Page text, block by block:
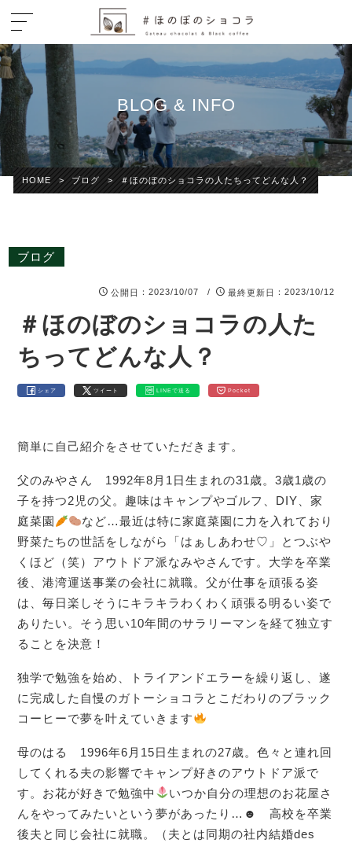
BLOG & INFO
HOME > ブログ > ＃ほのぼのショコラの人たちってどんな人？
ブログ
公開日 ：2023/10/07 / 最終更新日 ：2023/10/12
＃ほのぼのショコラの人た
ちってどんな人？
シェア ツイート LINEで送る Pocket
簡単に自己紹介をさせていただきます。
父のみやさん 1992年8月1日生まれの31歳。3歳1歳の
子を持つ2児の父。趣味はキャンプやゴルフ、DIY、家
庭菜園
など…最近は特に家庭菜園に力を入れており
野菜たちの世話をしながら「はぁしあわせ♡」とつぶや
くほど（笑）アウトドア派なみやさんです。大学を卒業
後、港湾運送事業の会社に就職。父が仕事を頑張る姿
は、毎日楽しそうにキラキラわくわく頑張る明るい姿で
ありたい。そう思い10年間のサラリーマンを経て独立す
ることを決意！
独学で勉強を始め、トライアンドエラーを繰り返し、遂
に完成した自慢のガトーショコラとこだわりのブラック
コーヒーで夢を叶えていきます
母のはる 1996年6月15日生まれの27歳。色々と連れ回
してくれる夫の影響でキャンプ好きのアウトドア派で
す。お花が好きで勉強中
いつか自分の理想のお花屋さ
んをやってみたいという夢があったり…☻ 高校を卒業
後夫と同じ会社に就職。（夫とは同期の社内結婚des